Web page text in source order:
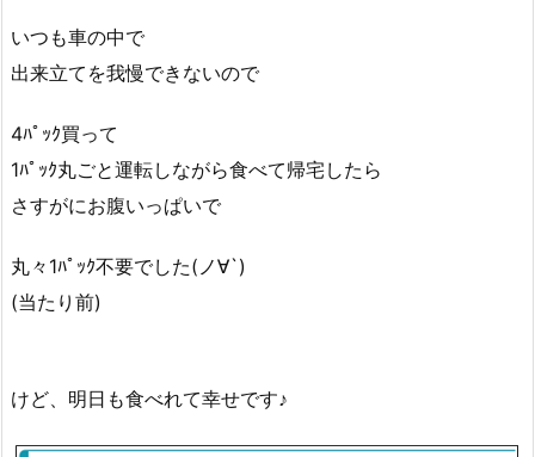
いつも車の中で
出来立てを我慢できないので
4ﾊﾟｯｸ買って
1ﾊﾟｯｸ丸ごと運転しながら食べて帰宅したら
さすがにお腹いっぱいで
丸々1ﾊﾟｯｸ不要でした(ノ∀`)
(当たり前)
けど、明日も食べれて幸せです♪